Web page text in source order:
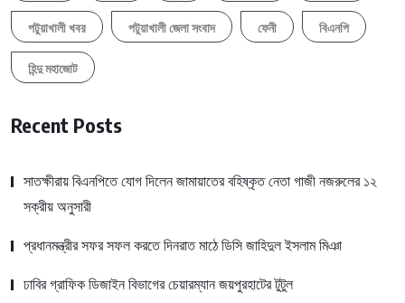
পটুয়াখালী খবর পটুয়াখালী জেলা সংবাদ ফেনী বিএনপি
হিন্দু মহাজোট
Recent Posts
সাতক্ষীরায় বিএনপিতে যোগ দিলেন জামায়াতের বহিষ্কৃত নেতা গাজী নজরুলের ১২
সক্রীয় অনুসারী
প্রধানমন্ত্রীর সফর সফল করতে দিনরাত মাঠে ডিসি জাহিদুল ইসলাম মিঞা
ঢাবির গ্রাফিক ডিজাইন বিভাগের চেয়ারম্যান জয়পুরহাটের টুটুল